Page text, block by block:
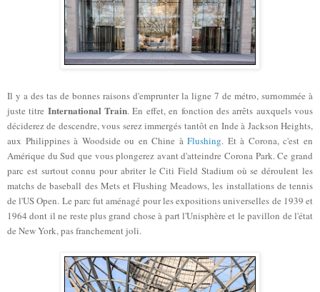
Il y a des tas de bonnes raisons d'emprunter la ligne 7 de métro, surnommée à
juste titre International Train. En effet, en fonction des arrêts auxquels vous
déciderez de descendre, vous serez immergés tantôt en Inde à Jackson Heights,
aux Philippines à Woodside ou en Chine àFlushing. Et à Corona, c'est en
Amérique du Sud que vous plongerez avant d'atteindre Corona Park. Ce grand
parc est surtout connu pour abriter le Citi Field Stadium où se déroulent les
matchs de baseball des Mets et Flushing Meadows, les installations de tennis
de l'US Open. Le parc fut aménagé pour les expositions universelles de 1939 et
1964 dont il ne reste plus grand chose à part l'Unisphère et le pavillon de l'état
de New York, pas franchement joli.